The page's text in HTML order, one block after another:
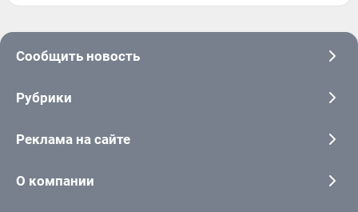
Сообщить новость
Рубрики
Реклама на сайте
О компании